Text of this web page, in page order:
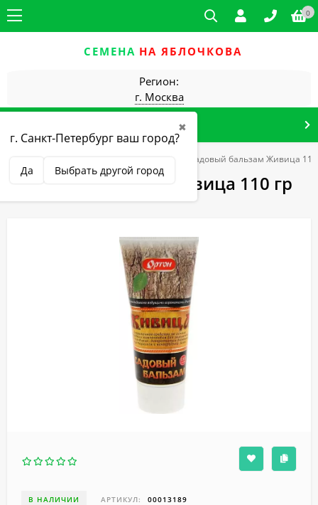
0
СЕМЕНА НА ЯБЛОЧКОВА
Регион:
г. Москва
✖
г. Санкт-Петербург ваш город?
Да Выбрать другой город
сада и огорода Садовый бальзам Живица 110
Садовый бальзам Живица 110 гр
В НАЛИЧИИ АРТИКУЛ: 00013189